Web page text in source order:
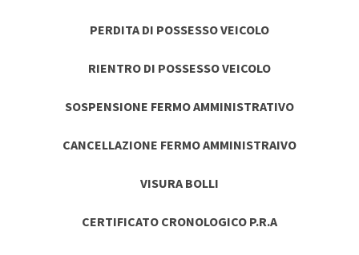
PERDITA DI POSSESSO VEICOLO
RIENTRO DI POSSESSO VEICOLO
SOSPENSIONE FERMO AMMINISTRATIVO
CANCELLAZIONE FERMO AMMINISTRAIVO
VISURA BOLLI
CERTIFICATO CRONOLOGICO P.R.A